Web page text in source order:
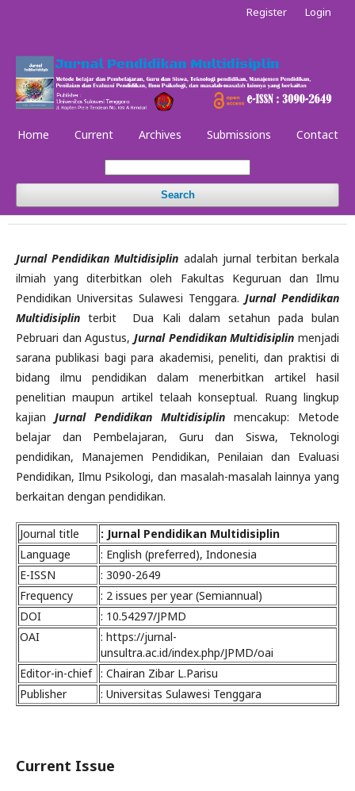
Home Current Archives Submissions Contact
Search
Register Login
Jurnal Pendidikan Multidisiplin adalah jurnal terbitan berkala
ilmiah yang diterbitkan oleh Fakultas Keguruan dan Ilmu
Pendidikan Universitas Sulawesi Tenggara. Jurnal Pendidikan
Multidisiplinterbit Dua Kali dalam setahun pada bulan
Pebruari dan Agustus, Jurnal Pendidikan Multidisiplin menjadi
sarana publikasi bagi para akademisi, peneliti, dan praktisi di
bidang ilmu pendidikan dalam menerbitkan artikel hasil
penelitian maupun artikel telaah konseptual. Ruang lingkup
kajian Jurnal Pendidikan Multidisiplin mencakup: Metode
belajar dan Pembelajaran, Guru dan Siswa, Teknologi
pendidikan, Manajemen Pendidikan, Penilaian dan Evaluasi
Pendidikan, Ilmu Psikologi, dan masalah-masalah lainnya yang
berkaitan dengan pendidikan.
Journal title
: Jurnal Pendidikan Multidisiplin
Language
: English (preferred), Indonesia
E-ISSN
: 3090-2649
Frequency
: 2 issues per year (Semiannual)
DOI
: 10.54297/JPMD
OAI
: https://jurnal-
unsultra.ac.id/index.php/JPMD/oai
Editor-in-chief : Chairan Zibar L.Parisu
Publisher
: Universitas Sulawesi Tenggara
Current Issue